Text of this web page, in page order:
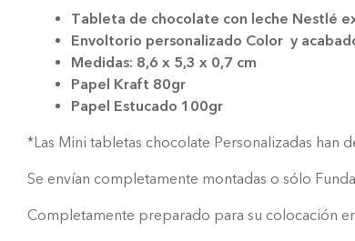
Tableta de chocolate con leche Nestlé
Envoltorio personalizado Color y
Medidas: 8,6 x 5,3 x 0,7 cm
Papel Kraft 80gr
Papel Estucado 100gr
*Las Mini tabletas chocolate Personalizadas han
Se envían completamente montadas o sólo
Completamente preparado para su colocación